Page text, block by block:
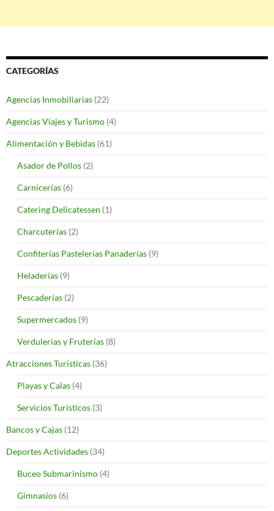
CATEGORÍAS
Agencias Inmobiliarias (22)
Agencias Viajes y Turismo (4)
Alimentación y Bebidas (61)
Asador de Pollos (2)
Carnicerías (6)
Catering Delicatessen (1)
Charcuterías (2)
Confiterías Pastelerías Panaderías (9)
Heladerías (9)
Pescaderías (2)
Supermercados (9)
Verdulerías y Fruterías (8)
Atracciones Turísticas (36)
Playas y Calas (4)
Servicios Turísticos (3)
Bancos y Cajas (12)
Deportes Actividades (34)
Buceo Submarinismo (4)
Gimnasios (6)